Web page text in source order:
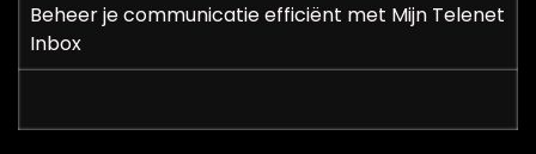
Beheer je communicatie efficiënt met Mijn Telenet
Inbox